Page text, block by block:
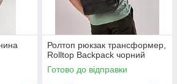
Ролтоп рюкзак трансформер,
Rolltop Backpack чорний
Готово до відправки